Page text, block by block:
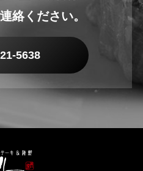
絡ください。
5638